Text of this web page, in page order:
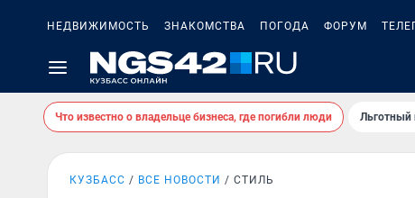
НЕДВИЖИМОСТЬ ЗНАКОМСТВА ПОГОДА ФОРУМ
Что известно о владельце бизнеса, где погибли люди Льготный
КУЗБАСС ВСЕ НОВОСТИ СТИЛЬ